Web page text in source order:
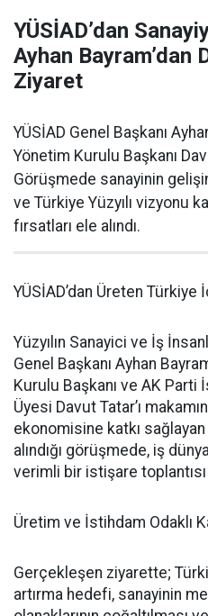
YÜSİAD’dan
Ayhan Bayram’dan
Ziyaret
YÜSİAD Genel Başkanı
Yönetim Kurulu Başkanı
Görüşmede sanayinin
ve Türkiye Yüzyılı vizyonu
fırsatları ele alındı.
YÜSİAD’dan Üreten Türkiye
Yüzyılın Sanayici ve İş
Genel Başkanı Ayhan
Kurulu Başkanı ve AK
Üyesi Davut Tatar’ı
ekonomisine katkı sağlayan
alındığı görüşmede, iş
verimli bir istişare
Üretim ve İstihdam Odaklı
Gerçekleşen ziyarette;
artırma hedefi, sanayinin